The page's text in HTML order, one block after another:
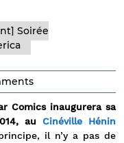
Soirée
Comics inaugurera sa
au Cinéville Hénin
il n’y a pas de